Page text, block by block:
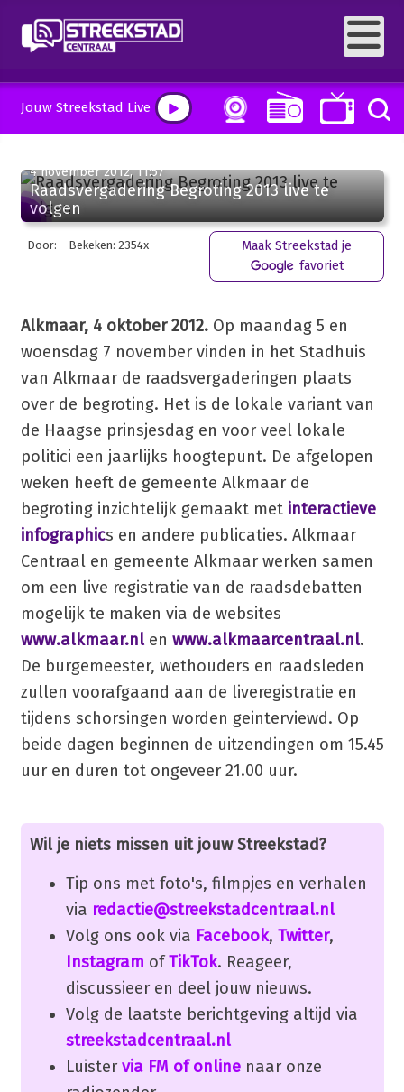
Jouw Streekstad Live
4 november 2012, 11:57
Raadsvergadering Begroting 2013 live te
volgen
Door: Bekeken: 2354x
Maak Streekstad je
favoriet
Alkmaar, 4 oktober 2012.Op maandag 5 en
woensdag 7 november vinden in het Stadhuis
van Alkmaar de raadsvergaderingen plaats
over de begroting. Het is de lokale variant van
de Haagse prinsjesdag en voor veel lokale
politici een jaarlijks hoogtepunt. De afgelopen
weken heeft de gemeente Alkmaar de
begroting inzichtelijk gemaakt met interactieve
infographics en andere publicaties. Alkmaar
Centraal en gemeente Alkmaar werken samen
om een live registratie van de raadsdebatten
mogelijk te maken via de websites
www.alkmaar.nlen www.alkmaarcentraal.nl.
De burgemeester, wethouders en raadsleden
zullen voorafgaand aan de liveregistratie en
tijdens schorsingen worden geinterviewd. Op
beide dagen beginnen de uitzendingen om 15.45
uur en duren tot ongeveer 21.00 uur.
Wil je niets missen uit jouw Streekstad?
Tip ons met foto's, filmpjes en verhalen
via redactie@streekstadcentraal.nl
Volg ons ook via Facebook, Twitter,
Instagram ofTikTok. Reageer,
discussieer en deel jouw nieuws.
Volg de laatste berichtgeving altijd via
streekstadcentraal.nl
Luister via FM of onlinenaar onze